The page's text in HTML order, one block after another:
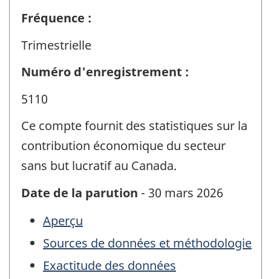
Fréquence :
Trimestrielle
Numéro d'enregistrement :
5110
Ce compte fournit des statistiques sur la
contribution économique du secteur
sans but lucratif au Canada.
Date de la parution - 30 mars 2026
Aperçu
Sources de données et méthodologie
Exactitude des données